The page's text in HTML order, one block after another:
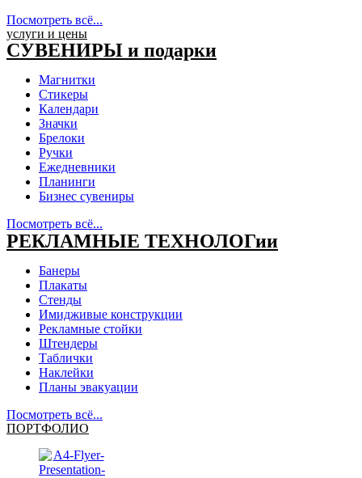
Посмотреть всё...
услуги и цены
СУВЕНИРЫ и подарки
Магнитки
Стикеры
Календари
Значки
Брелоки
Ручки
Ежедневники
Планинги
Бизнес сувениры
Посмотреть всё...
РЕКЛАМНЫЕ ТЕХНОЛОГии
Банеры
Плакаты
Стенды
Имидживые конструкции
Рекламные стойки
Штендеры
Таблички
Наклейки
Планы эвакуации
Посмотреть всё...
ПОРТФОЛИО